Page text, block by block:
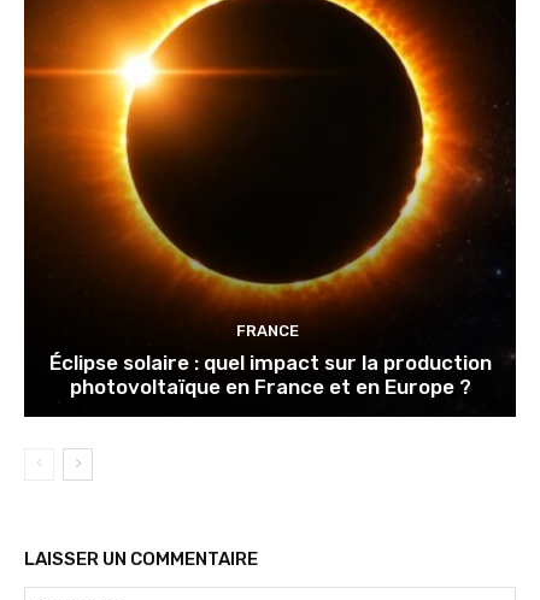
FRANCE
Éclipse solaire : quel impact sur la production
photovoltaïque en France et en Europe ?
LAISSER UN COMMENTAIRE